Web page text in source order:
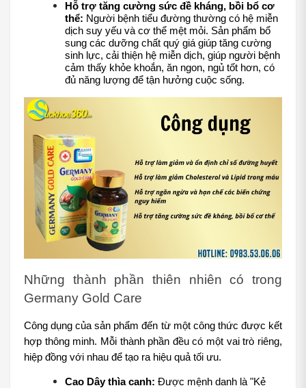
Hỗ trợ tăng cường sức đề kháng, bồi bổ cơ
thể: Người bệnh tiểu đường thường có hệ miễn
dịch suy yếu và cơ thể mệt mỏi. Sản phẩm bổ
sung các dưỡng chất quý giá giúp tăng cường
sinh lực, cải thiện hệ miễn dịch, giúp người bệnh
cảm thấy khỏe khoắn, ăn ngon, ngủ tốt hơn, có
đủ năng lượng để tận hưởng cuộc sống.
Những thành phần thiên nhiên có trong
Germany Gold Care
Công dụng của sản phẩm đến từ một công thức được kết
hợp thông minh. Mỗi thành phần đều có một vai trò riêng,
hiệp đồng với nhau để tạo ra hiệu quả tối ưu.
Cao Dây thìa canh: Được mệnh danh là "Kẻ